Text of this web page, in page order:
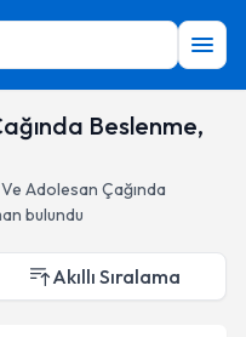
Beslenme,
Adolesan Çağında
bulundu
Akıllı Sıralama